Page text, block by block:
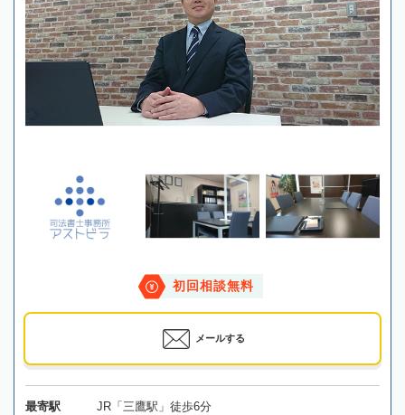
初回相談無料
メールする
最寄駅 JR「三鷹駅」徒歩6分